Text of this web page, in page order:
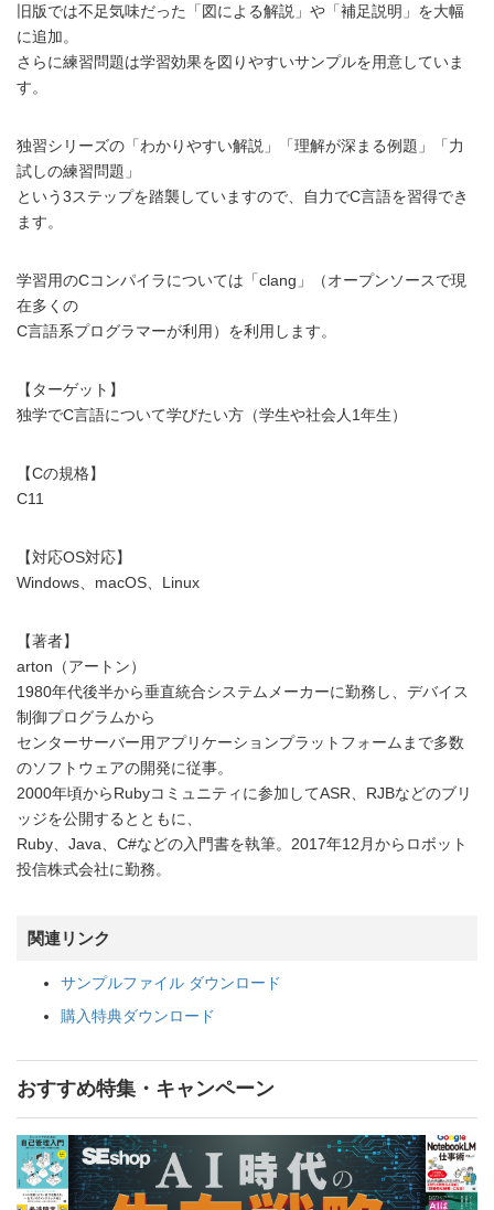
旧版では不足気味だった「図による解説」や「補足説明」を大幅
に追加。
さらに練習問題は学習効果を図りやすいサンプルを用意していま
す。
独習シリーズの「わかりやすい解説」「理解が深まる例題」「力
試しの練習問題」
という3ステップを踏襲していますので、自力でC言語を習得でき
ます。
学習用のCコンパイラについては「clang」（オープンソースで現
在多くの
C言語系プログラマーが利用）を利用します。
【ターゲット】
独学でC言語について学びたい方（学生や社会人1年生）
【Cの規格】
C11
【対応OS対応】
Windows、macOS、Linux
【著者】
arton（アートン）
1980年代後半から垂直統合システムメーカーに勤務し、デバイス
制御プログラムから
センターサーバー用アプリケーションプラットフォームまで多数
のソフトウェアの開発に従事。
2000年頃からRubyコミュニティに参加してASR、RJBなどのブリ
ッジを公開するとともに、
Ruby、Java、C#などの入門書を執筆。2017年12月からロボット
投信株式会社に勤務。
関連リンク
サンプルファイル ダウンロード
購入特典ダウンロード
おすすめ特集・キャンペーン